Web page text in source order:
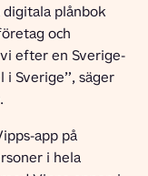
plånbok
och
efter en Sverige-
app på
i hela